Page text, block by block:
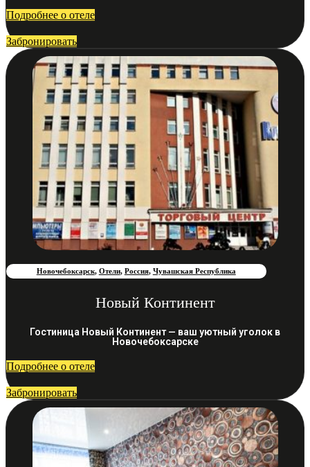
Подробнее о отеле
Забронировать
Новочебоксарск, Отели, Россия, Чувашская Республика
Новый Континент
Гостиница Новый Континент — ваш уютный уголок в
Новочебоксарске
Подробнее о отеле
Забронировать